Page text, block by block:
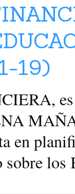
19)
es
en
sobre